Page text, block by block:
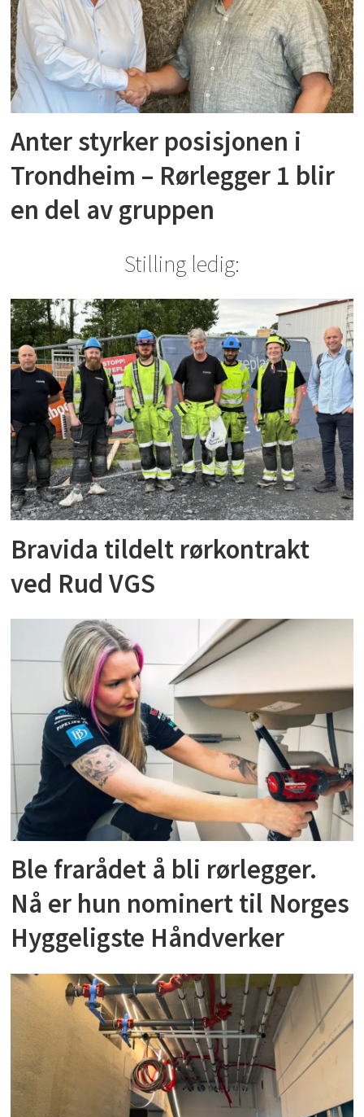
Anter styrker posisjonen i
Trondheim – Rørlegger 1 blir
en del av gruppen
Stilling ledig:
Bravida tildelt rørkontrakt
ved Rud VGS
Ble frarådet å bli rørlegger.
Nå er hun nominert til Norges
Hyggeligste Håndverker